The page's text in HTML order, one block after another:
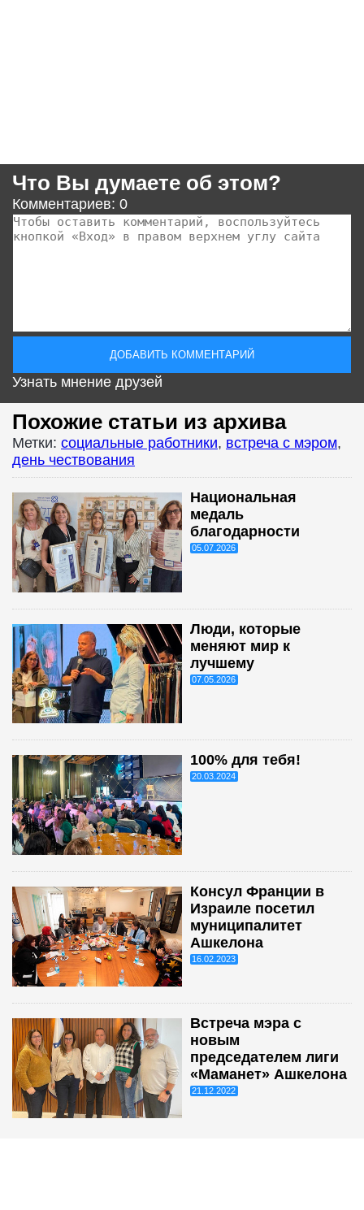
Что Вы думаете об этом?
Комментариев: 0
Узнать мнение друзей
Похожие статьи из архива
Метки: социальные работники, встреча с мэром,
день чествования
Национальная
медаль
благодарности
05.07.2026
Люди, которые
меняют мир к
лучшему
07.05.2026
100% для тебя!
20.03.2024
Консул Франции в
Израиле посетил
муниципалитет
Ашкелона
16.02.2023
Встреча мэра с
новым
председателем лиги
«Маманет» Ашкелона
21.12.2022